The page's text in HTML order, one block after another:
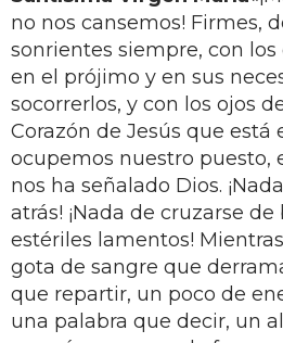
no nos cansemos! Firmes,
sonrientes siempre, con los
en el prójimo y en sus
socorrerlos, y con los ojos
Corazón de Jesús que está
ocupemos nuestro puesto,
nos ha señalado Dios.
atrás! ¡Nada de cruzarse de
estériles lamentos!
gota de sangre que
que repartir, un poco de
una palabra que decir, un